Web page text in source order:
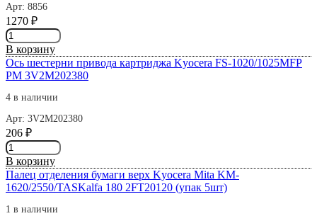
б
Kyocera
KM-
1620/2050/FS-
9100
2AR07220/2AR07230/2AR07240
m-
Line
Арт: 8856
1270 ₽
Количество
товара
Набор
роликов
захв/
б
KM-
1620/2050/FS-
9100
2AR07220/2AR07230/2AR07240
СЕТ8856
В корзину
Ось шестерни привода картриджа Kyocera FS-1020/1025MFP
РМ 3V2M202380
4 в наличии
Арт: 3V2M202380
206 ₽
Количество
товара
Ось
шестерни
привода
картриджа
В корзину
Палец отделения бумаги верх Kyocera Mita KM-
1620/2550/TASKalfa 180 2FT20120 (упак 5шт)
1 в наличии